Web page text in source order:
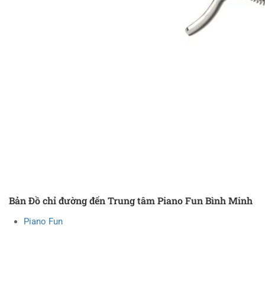
Bản Đồ chỉ đường đến Trung tâm Piano Fun Bình Minh
Piano Fun